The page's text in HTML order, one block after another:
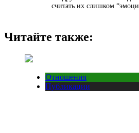
считать их слишком
Читайте также:
Отношения
Публикации